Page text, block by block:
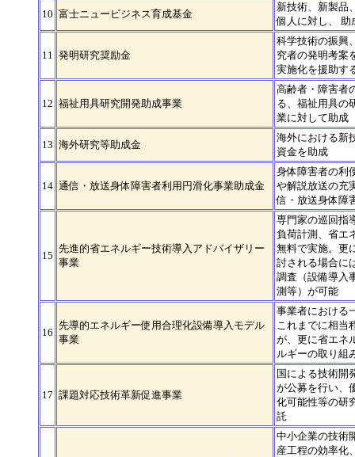
10 富士ニュービジネス育成基金
新技術、新製品
個人に対し、 助
11 発明研究奨励金
科学技術の振興
究者の発明考案
実施化を援助す
12 福祉用具研究開発助成事業
高齢者・障害者
る、福祉用具の
業に対して助成
13 海外研究等助成金
海外における新
資金を助成
14 通信・放送身体障害者利用円滑化事業助成金
身体障害者の利
や解説放送の充
信・放送身体障
15
先進的省エネルギー技術導入アドバイザリー
事業
専門家の巡回指
負荷計測、省エ
無料で実施。更
討される場合に
調査（設備導入
測等）が可能
16
先導的エネルギー使用合理化設備導入モデル
事業
事業者における
これまでに相当
が、更に省エネ
ルギーの取り組
17 課題対応技術革新促進事業
国による技術開
が公募を行い、
化可能性等の研
託
中小企業の技術
産工程の効率化